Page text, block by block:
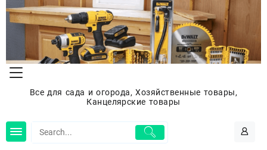
Перейти
содержимому
Все для сада и огорода, Хозяйственные товары,
Канцелярские товары